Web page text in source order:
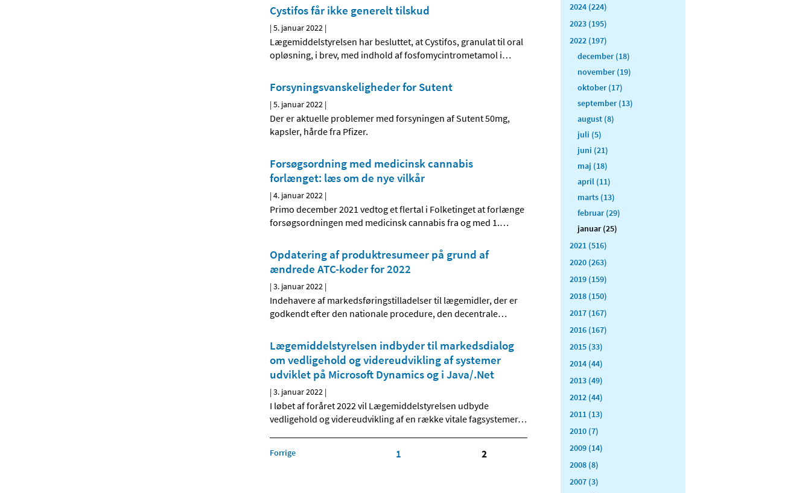
Cystifos får ikke generelt tilskud
|5. januar 2022 |
Lægemiddelstyrelsen har besluttet, at Cystifos, granulat til oral
opløsning, i brev, med indhold af fosfomycintrometamol i…
Forsyningsvanskeligheder for Sutent
|5. januar 2022 |
Der er aktuelle problemer med forsyningen af Sutent 50mg,
kapsler, hårde fra Pfizer.
Forsøgsordning med medicinsk cannabis
forlænget: læs om de nye vilkår
|4. januar 2022 |
Primo december 2021 vedtog et flertal i Folketinget at forlænge
forsøgsordningen med medicinsk cannabis fra og med 1.…
Opdatering af produktresumeer på grund af
ændrede ATC-koder for 2022
|3. januar 2022 |
Indehavere af markedsføringstilladelser til lægemidler, der er
godkendt efter den nationale procedure, den decentrale…
Lægemiddelstyrelsen indbyder til markedsdialog
om vedligehold og videreudvikling af systemer
udviklet på Microsoft Dynamics og i Java/.Net
|3. januar 2022 |
I løbet af foråret 2022 vil Lægemiddelstyrelsen udbyde
vedligehold og videreudvikling af en række vitale fagsystemer…
Forrige 1 2
2024 (224)
2023 (195)
2022 (197)
december (18)
november (19)
oktober (17)
september (13)
august (8)
juli (5)
juni (21)
maj (18)
april (11)
marts (13)
februar (29)
januar (25)
2021 (516)
2020 (263)
2019 (159)
2018 (150)
2017 (167)
2016 (167)
2015 (33)
2014 (44)
2013 (49)
2012 (44)
2011 (13)
2010 (7)
2009 (14)
2008 (8)
2007 (3)